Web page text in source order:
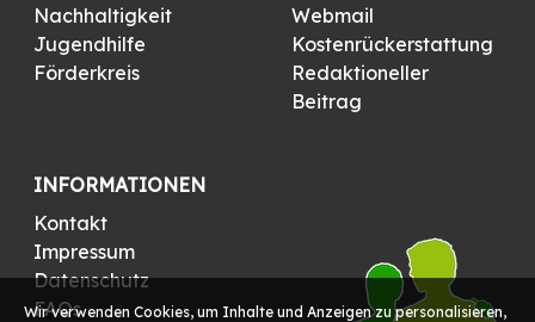
Nachhaltigkeit
Jugendhilfe
Förderkreis
Webmail
Kostenrückerstattung
Redaktioneller
Beitrag
INFORMATIONEN
Kontakt
Impressum
Datenschutz
FAQs
Wir verwenden Cookies, um Inhalte und Anzeigen zu personalisieren,